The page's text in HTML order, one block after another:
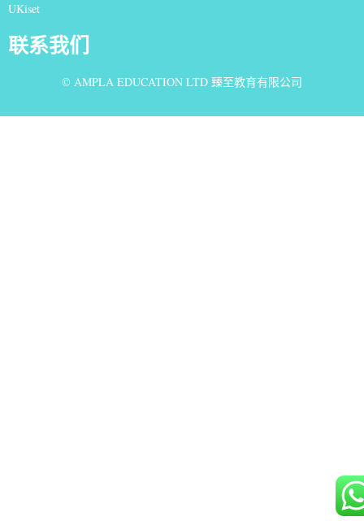
UKiset
联系我们
© AMPLA EDUCATION LTD 臻至教育有限公司